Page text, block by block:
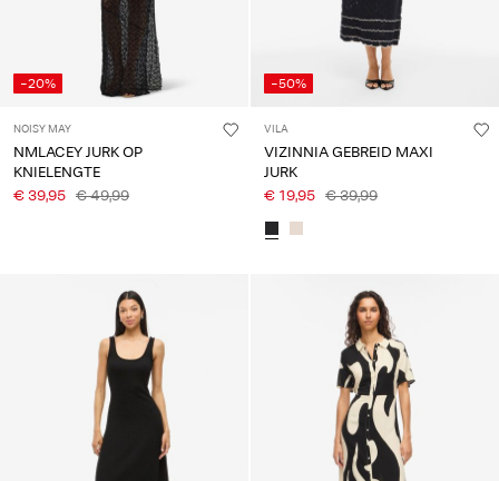
-20%
NOISY MAY
NMLACEY JURK OP
KNIELENGTE
€ 39,95 € 49,99
-50%
VILA
VIZINNIA GEBREID MAXI
JURK
€ 19,95 € 39,99